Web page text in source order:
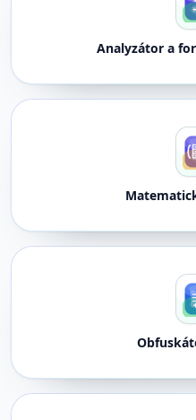
Analyzátor a